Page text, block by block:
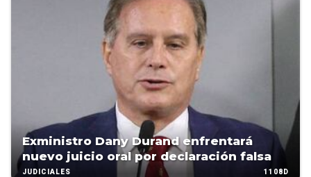
Exministro Dany Durand enfrentará
nuevo juicio oral por declaración falsa
JUDICIALES 1108D